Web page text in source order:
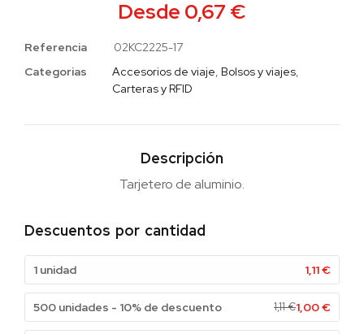
Desde 0,67 €
Referencia
02KC2225-17
Categorias
Accesorios de viaje, Bolsos y viajes,
Carteras y RFID
Descripción
Tarjetero de aluminio.
Descuentos por cantidad
1 unidad 1,11€
500 unidades - 10% de descuento 1,11€1,00€